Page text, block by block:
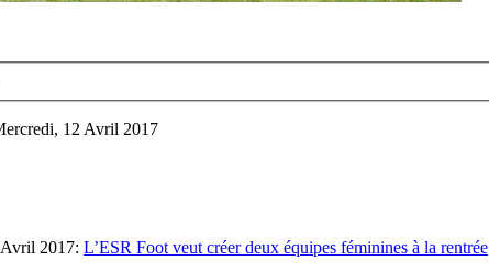
12 Avril 2017
2017: L’ESR Foot veut créer deux équipes féminines à la rentrée